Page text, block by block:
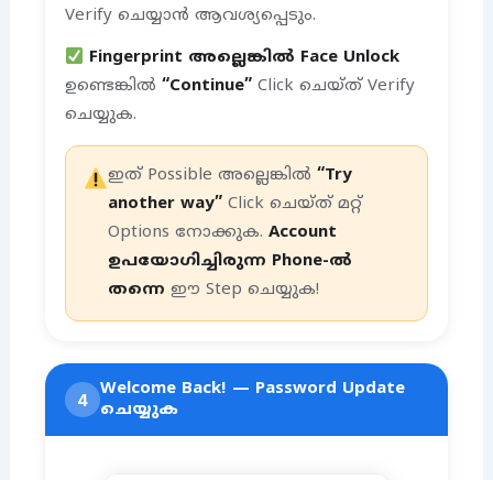
Verify ചെയ്യാൻ ആവശ്യപ്പെടും.
Fingerprint അല്ലെങ്കിൽ Face Unlock
ഉണ്ടെങ്കിൽ “Continue”Click ചെയ്ത് Verify
ചെയ്യുക.
ഇത് Possible അല്ലെങ്കിൽ“Try
another way” Click ചെയ്ത് മറ്റ്
Options നോക്കുക.Account
ഉപയോഗിച്ചിരുന്ന Phone-ൽ
തന്നെ ഈ Step ചെയ്യുക!
4 Welcome Back! — Password Update
ചെയ്യുക